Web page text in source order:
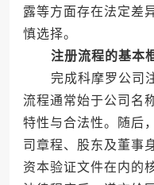
露等方面存在法定差
慎选择。
注册流程的基本
完成科摩罗公司注
流程通常始于公司名
特性与合法性。随后
司章程、股东及董事
资本验证文件在内的